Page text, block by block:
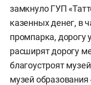
замкнуло ГУП
казенных денег, в
промпарка, дорогу
расширят дорогу
благоустроят
музей